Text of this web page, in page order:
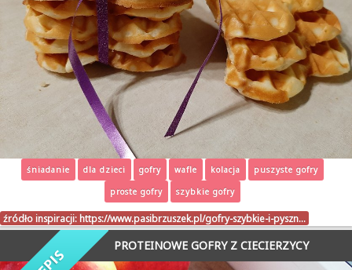
śniadanie dla dzieci gofry wafle kolacja
puszyste gofry
proste gofry
szybkie gofry
źródło inspiracji: https://www.pasibrzuszek.pl/gofry-szybkie-i-pyszn…
PROTEINOWE GOFRY Z CIECIERZYCY